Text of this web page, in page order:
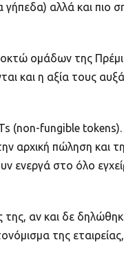
αλλά και πιο
ομάδων της
και η αξία τους
(non-fungible
αρχική πώληση και
ενεργά στο όλο
της, αν και δε
της